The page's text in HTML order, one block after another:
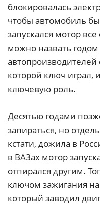
блокировалась
чтобы автомобиль
запускался мотор
можно назвать
которой ключ играл,
ключевую роль.
Десятью годами
запираться, но
кстати, дожила в
в ВАЗах мотор
отпирался другим.
ключом зажигания
который заводил